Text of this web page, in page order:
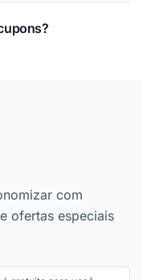
com
ofertas especiais